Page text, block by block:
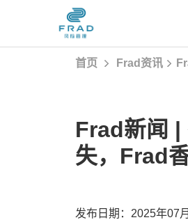
首页
服务项目
首页 Frad资讯
Frad新闻 |
失，Frad
发布日期：2025年07